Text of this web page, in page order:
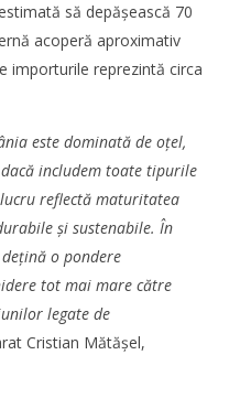
să depășească 70
acoperă aproximativ
importurile reprezintă circa
este dominată de oțel,
includem toate tipurile
reflectă maturitatea
și sustenabile. În
dețină o pondere
tot mai mare către
legate de
Cristian Mătășel,